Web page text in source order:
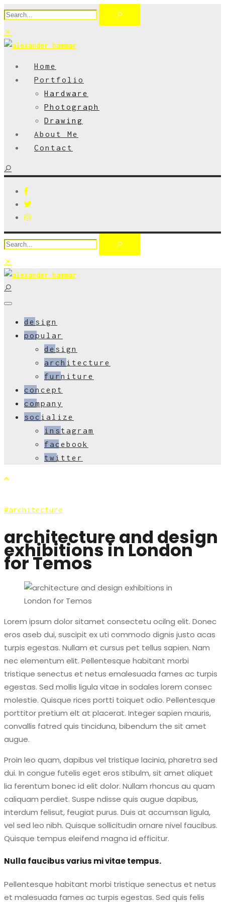
Home
Portfolio
Hardware
Photograph
Drawing
About Me
Contact
design
popular
design
architecture
furniture
concept
company
socialize
instagram
facebook
twitter
architecture
architecture and design
exhibitions in London
for Temos
Lorem ipsum dolor sitamet consectetu ocilng elit. Donec
eros aseb dui, suscipit ex uti commodo dignis justo acas
turpis egestas. Nullam et cursus pet tellus sapien. Nam
nec elementum elit. Pellentesque habitant morbi
tristique senectus et netus emalesuada fames ac turpis
egestas. Sed mollis ligula vitae in sodales lorem consec
molestie. Quisque rices portti toiquet odio. Pellentesque
porttitor pretium elt at placerat. Integer sapien mauris,
convallis fatred quis tinciduna, bibendum the sit amet
augue.
Proin leo quam, dapibus vel tristique lacinia, pharetra sed
dui. In congue futelis eget eros stibulm, sit amet aliquet
lia ferentum bonec id elit dolor. Nullam rhoncus au quam
caliquam perdiet. Suspe ndisse quis augue dapibus,
interdum felisut, feugiat purus. Duis at accumsan ligula,
vel sed leo nibh. Quisque sollicitudin ornare nivel faucibus.
Quisque tempus eleifend magna id efficitur.
Nulla faucibus varius mi vitae tempus.
Pellentesque habitant morbi tristique senectus et netus
et malesuada fames ac turpis egestas. Sed quis felis